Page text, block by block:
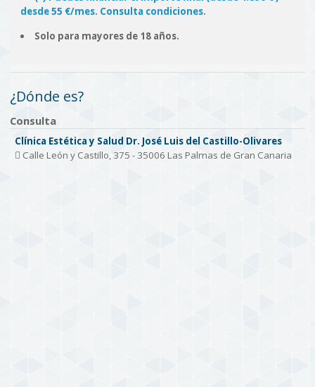
desde 55 €/mes. Consulta condiciones.
Solo para mayores de 18 años.
¿Dónde es?
Consulta
Clínica Estética y Salud Dr. José Luis del Castillo-Olivares
Calle León y Castillo, 375 - 35006 Las Palmas de Gran Canaria